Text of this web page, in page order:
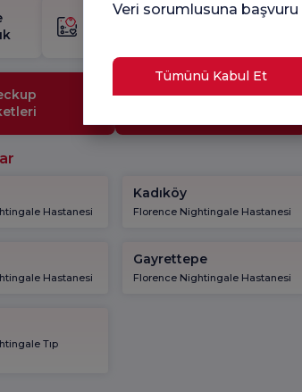
Doğum
Gebelik
Medikal
Hastanesi
Kadıköy
Florence Nightingale Hastanesi
Hastanesi
Gayrettepe
Florence Nightingale Hastanesi
Tıp
Veri sorumlusuna
Tümünü Kabul Et